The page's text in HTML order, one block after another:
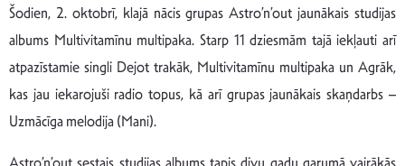
Šodien, 2. oktobrī, klajā nācis grupas Astro’n’out jaunākais studijas
albums Multivitamīnu multipaka. Starp 11 dziesmām tajā iekļauti arī
atpazīstamie singli Dejot trakāk, Multivitamīnu multipaka un Agrāk,
kas jau iekarojuši radio topus, kā arī grupas jaunākais skaņdarbs –
Uzmācīga melodija (Mani).